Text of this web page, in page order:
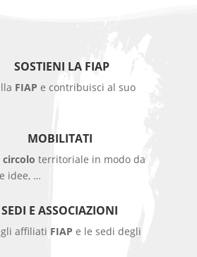
SOSTIENI LA FIAP
FIAP e contribuisci al suo
MOBILITATI
circolo territoriale in modo da
idee, …
SEDI E ASSOCIAZIONI
affiliati FIAP e le sedi degli